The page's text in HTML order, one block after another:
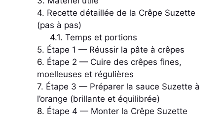
Recette détaillée de la Crêpe Suzette
(pas à pas)
Temps et portions
Étape 1 — Réussir la pâte à crêpes
Étape 2 — Cuire des crêpes fines,
moelleuses et régulières
Étape 3 — Préparer la sauce Suzette à
l’orange (brillante et équilibrée)
Étape 4 — Monter la Crêpe Suzette